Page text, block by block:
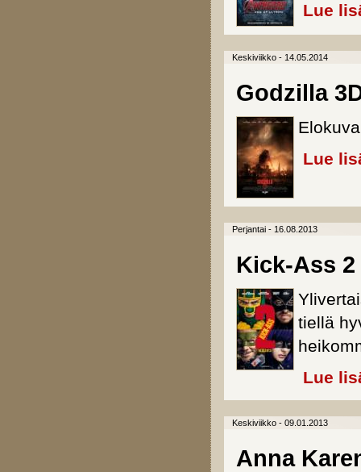
Lue
Keskiviikko - 14.05.2014
Godzilla
Lue
Perjantai - 16.08.2013
Kick-Ass 2
tiellä
Lue
Keskiviikko - 09.01.2013
Anna